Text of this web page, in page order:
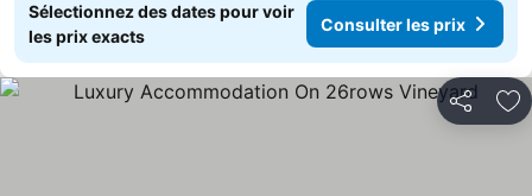
Sélectionnez des dates pour voir
les prix exacts
Consulter les prix
Partager